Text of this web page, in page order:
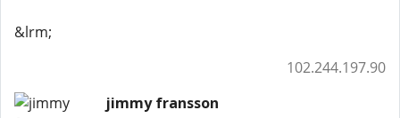
&lrm;
102.244.197.90
jimmy fransson